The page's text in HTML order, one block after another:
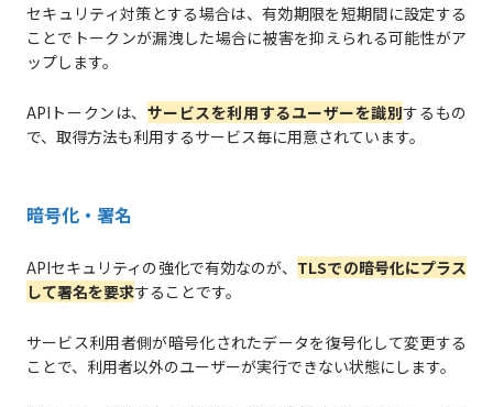
セキュリティ対策とする場合は、有効期限を短期間に設定する
ことでトークンが漏洩した場合に被害を抑えられる可能性がア
ップします。
APIトークンは、 サービスを利用するユーザーを識別するもの
で、取得方法も利用するサービス毎に用意されています。
暗号化・署名
APIセキュリティの強化で有効なのが、 TLSでの暗号化にプラス
して署名を要求することです。
サービス利用者側が暗号化されたデータを復号化して変更する
ことで、利用者以外のユーザーが実行できない状態にします。